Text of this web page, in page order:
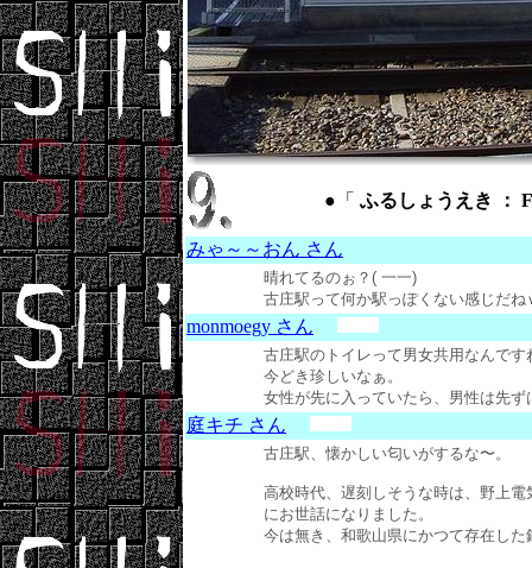
●「 ふるしょうえき ：
みゃ～～おん さん
晴れてるのぉ？( 一一)
古庄駅って何か駅っぽくない感じだ
monmoegy さん
古庄駅のトイレって男女共用なんです
今どき珍しいなぁ。
女性が先に入っていたら、男性は先
庭キチ さん
古庄駅、懐かしい匂いがするな〜。
高校時代、遅刻しそうな時は、野上
にお世話になりました。
今は無き、和歌山県にかつて存在した